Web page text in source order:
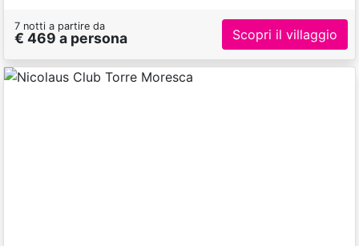
7 notti a partire da
€ 469 a persona Scopri il villaggio